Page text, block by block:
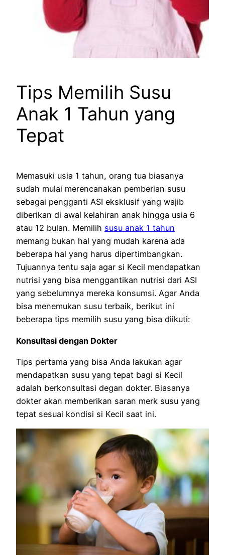
Tips Memilih Susu
Anak 1 Tahun yang
Tepat
Memasuki usia 1 tahun, orang tua biasanya
sudah mulai merencanakan pemberian susu
sebagai pengganti ASI eksklusif yang wajib
diberikan di awal kelahiran anak hingga usia 6
atau 12 bulan. Memilih susu anak 1 tahun
memang bukan hal yang mudah karena ada
beberapa hal yang harus dipertimbangkan.
Tujuannya tentu saja agar si Kecil mendapatkan
nutrisi yang bisa menggantikan nutrisi dari ASI
yang sebelumnya mereka konsumsi. Agar Anda
bisa menemukan susu terbaik, berikut ini
beberapa tips memilih susu yang bisa diikuti:
Konsultasi dengan Dokter
Tips pertama yang bisa Anda lakukan agar
mendapatkan susu yang tepat bagi si Kecil
adalah berkonsultasi degan dokter. Biasanya
dokter akan memberikan saran merk susu yang
tepat sesuai kondisi si Kecil saat ini.